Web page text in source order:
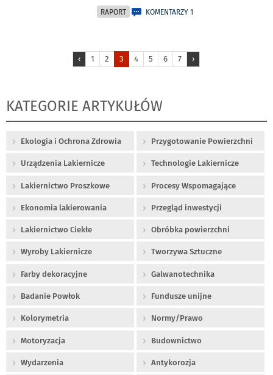
RAPORT KOMENTARZY 1
‹ 1 2 3 4 5 6 7 ›
KATEGORIE ARTYKUŁÓW
Ekologia i Ochrona Zdrowia Przygotowanie Powierzchni
Urządzenia Lakiernicze Technologie Lakiernicze
Lakiernictwo Proszkowe Procesy Wspomagające
Ekonomia lakierowania Przegląd inwestycji
Lakiernictwo Ciekłe Obróbka powierzchni
Wyroby Lakiernicze Tworzywa Sztuczne
Farby dekoracyjne Galwanotechnika
Badanie Powłok Fundusze unijne
Kolorymetria Normy/Prawo
Motoryzacja Budownictwo
Wydarzenia Antykorozja